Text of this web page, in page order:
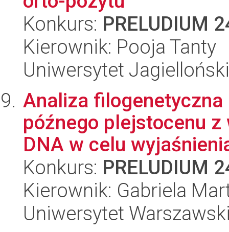
Konkurs: PRELUDIUM
Kierownik: Pooja Tanty
Uniwersytet Jagielloński
Analiza
późnego plejstocenu
DNA w celu
Konkurs: PRELUDIUM
Kierownik: Gabriela
Uniwersytet